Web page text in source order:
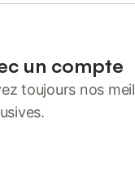
un compte
toujours nos